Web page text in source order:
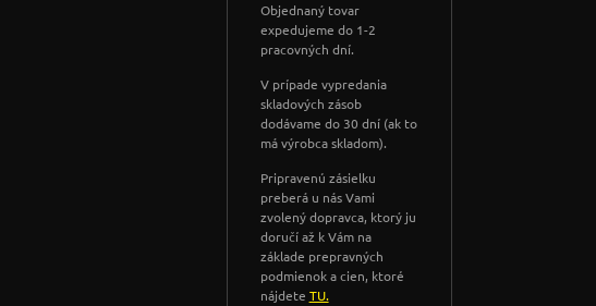
Objednaný tovar
expedujeme do 1-2
pracovných dní.
V prípade vypredania
skladových zásob
dodávame do 30 dní (ak to
má výrobca skladom).
Pripravenú zásielku
preberá u nás Vami
zvolený dopravca, ktorý ju
doručí až k Vám na
základe prepravných
podmienok a cien, ktoré
nájdete TU.